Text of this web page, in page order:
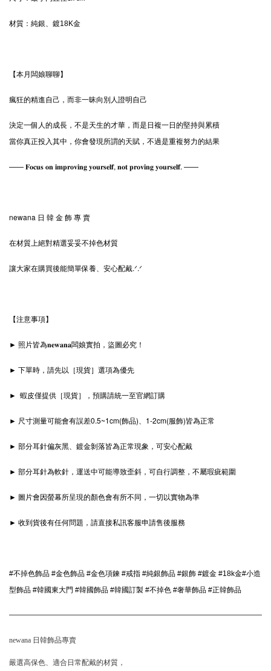
材質： 純銀、鍍18K金
【本月闆娘聊聊】
瘋狂的精進自己，而非一昧向別人證明自己
決定一個人的成長，不是天生的才華，而是日複一日的堅持與累積
當你真正投入其中，你會發現所謂的天賦，不過是重複努力的結果
—— 𝐅𝐨𝐜𝐮𝐬 𝐨𝐧 𝐢𝐦𝐩𝐫𝐨𝐯𝐢𝐧𝐠 𝐲𝐨𝐮𝐫𝐬𝐞𝐥𝐟, 𝐧𝐨𝐭 𝐩𝐫𝐨𝐯𝐢𝐧𝐠 𝐲𝐨𝐮𝐫𝐬𝐞𝐥𝐟. ——
newana 日 韓 金 飾 專 賣
在材質上絕對精選妥妥不掉色材質
讓大家在購買後能簡單保養、安心配戴.ᐟ‪‪‪.ᐟ
【注意事項】
► 照片皆為𝐧𝐞𝐰𝐚𝐧𝐚闆娘實拍，盜圖必究！
► 下單時，請先以［現貨］選項為優先
► 蝦皮僅提供［現貨］，預購請統一至官網訂購
► 尺寸測量可能會有誤差0.5~1cm(飾品)、1-2cm(服飾)皆為正常
► 部分耳針偏灰黑、鍍金剝落皆為正常現象，可安心配戴
► 部分耳針為軟針，運送中可能導致歪斜，可自行調整，不屬瑕疵範圍
► 圖片會因螢幕所呈現的顏色會有所不同，一切以實物為準
► 收到貨後有任何問題，請直接私訊客服申請售後服務
#不掉色飾品 #金色飾品 #金色項鍊 #戒指 #純銀飾品 #銀飾 #鍍金 #18k金#小造
型飾品 #韓國東大門 #韓國飾品 #韓國訂製 #不掉色 #奢華飾品 #正韓飾品
newana 日韓飾品專賣
嚴選高保色、適合日常配戴的材質，